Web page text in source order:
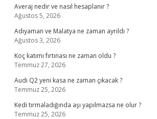
Averaj nedir ve nasıl hesaplanır ?
Ağustos 5, 2026
Adıyaman ve Malatya ne zaman ayrıldı ?
Ağustos 3, 2026
Koç katımı fırtınası ne zaman oldu ?
Temmuz 27, 2026
Audi Q2 yeni kasa ne zaman çıkacak ?
Temmuz 25, 2026
Kedi tırmaladığında aşı yapılmazsa ne olur ?
Temmuz 25, 2026